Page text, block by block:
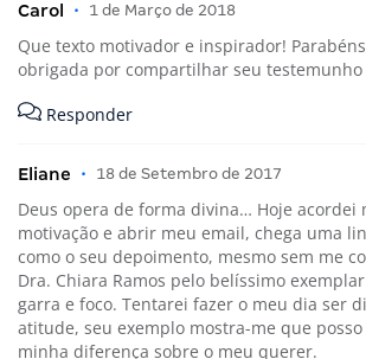
Carol • 1 de Março de 2018
Que texto motivador e inspirador!
obrigada por compartilhar seu testemunho
Responder
Eliane • 18 de Setembro de 2017
Deus opera de forma divina… Hoje acordei
motivação e abrir meu email, chega uma
como o seu depoimento, mesmo sem me
Dra. Chiara Ramos pelo belíssimo
garra e foco. Tentarei fazer o meu dia ser
atitude, seu exemplo mostra-me que
minha diferença sobre o meu querer.